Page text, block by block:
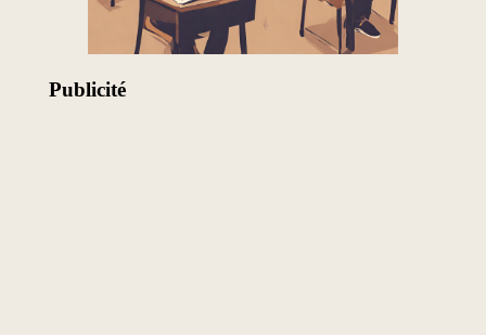
Publicité